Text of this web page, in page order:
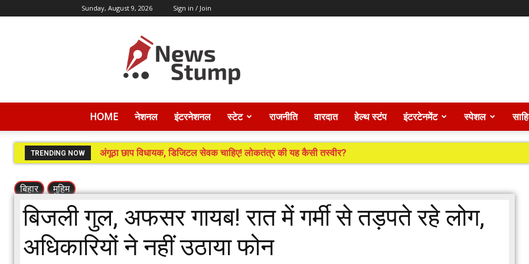
Sunday, August 9, 2026 Sign in / Join
Stump
HOME नेशनल इंटरनेशनल स्टेट राजनीति वारदात हेल्थ स्टंप इंटरटेनमेंट स्पेशल
TRENDING NOW अंगूठा छाप विधायक, डिजिटल सेवक चाहिए! लोकतंत्र की यह कैसी तस्वीर?
बिहार मुहिम
बिजली गुल, अफसर गायब! रात में गर्मी से तड़पते रहे लोग,
अधिकारियों ने नहीं उठाया फोन